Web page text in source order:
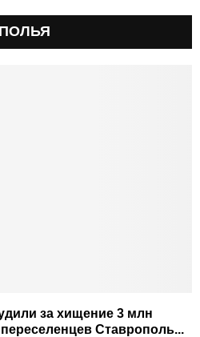
за хищение 3 млн
Ставрополь...